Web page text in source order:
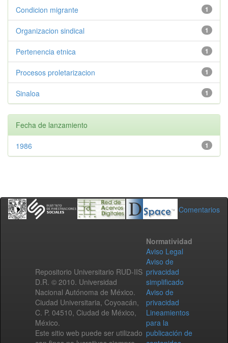
1
Condicion migrante
1
Organizacion sindical
1
Pertenencia etnica
1
Procesos proletarizacion
1
Sinaloa
Fecha de lanzamiento
1
1986
Comentarios
Repositorio Universitario RUD-IIS
D.R. © 2010. Universidad
Nacional Autónoma de México.
Ciudad Universitaria, Coyoacán,
C. P. 04510, Ciudad de México,
México.
Este sitio web puede ser utilizado
Normatividad
Aviso Legal
Aviso de
privacidad
simplificado
Aviso de
privacidad
Lineamientos
para la
publicación de